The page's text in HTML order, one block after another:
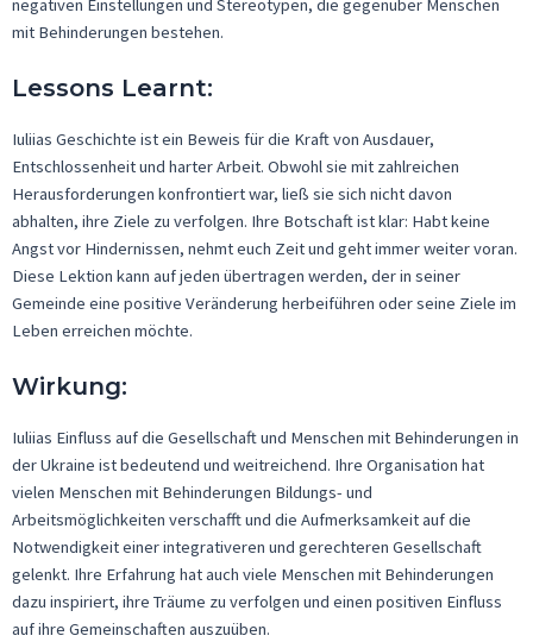
mit Behinderungen bestehen.
Lessons Learnt:
Iuliias Geschichte ist ein Beweis für die Kraft von Ausdauer,
Entschlossenheit und harter Arbeit. Obwohl sie mit zahlreichen
Herausforderungen konfrontiert war, ließ sie sich nicht davon
abhalten, ihre Ziele zu verfolgen. Ihre Botschaft ist klar: Habt keine
Angst vor Hindernissen, nehmt euch Zeit und geht immer weiter voran.
Diese Lektion kann auf jeden übertragen werden, der in seiner
Gemeinde eine positive Veränderung herbeiführen oder seine Ziele im
Leben erreichen möchte.
Wirkung:
Iuliias Einfluss auf die Gesellschaft und Menschen mit Behinderungen in
der Ukraine ist bedeutend und weitreichend. Ihre Organisation hat
vielen Menschen mit Behinderungen Bildungs- und
Arbeitsmöglichkeiten verschafft und die Aufmerksamkeit auf die
Notwendigkeit einer integrativeren und gerechteren Gesellschaft
gelenkt. Ihre Erfahrung hat auch viele Menschen mit Behinderungen
dazu inspiriert, ihre Träume zu verfolgen und einen positiven Einfluss
auf ihre Gemeinschaften auszuüben.